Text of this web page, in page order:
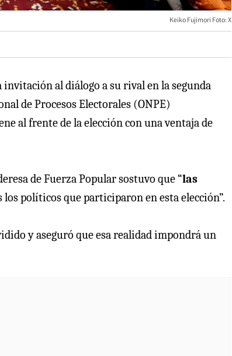
Keiko Fujimori Foto: X
invitación al diálogo a su rival en la segunda
de Procesos Electorales (ONPE)
al frente de la elección con una ventaja de
de Fuerza Popular sostuvo que “las
los políticos que participaron en esta elección”.
y aseguró que esa realidad impondrá un